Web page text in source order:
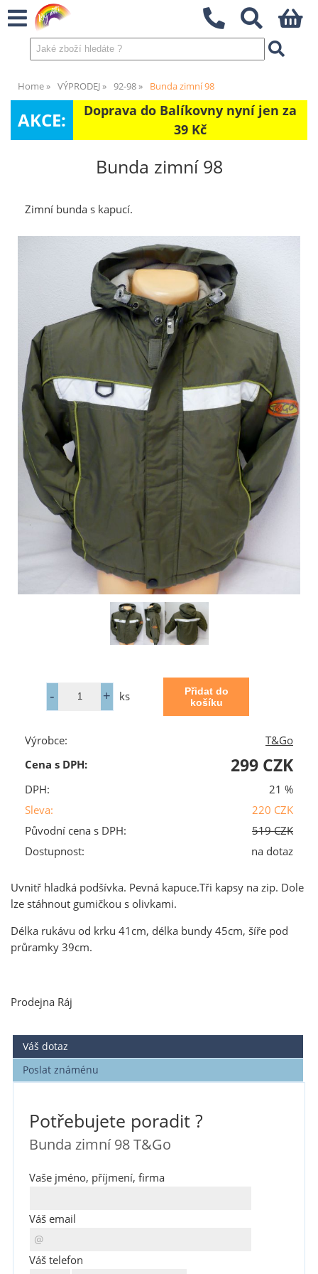
Home VÝPRODEJ 92-98 Bunda zimní 98
AKCE:
Doprava do Balíkovny nyní jen za
39 Kč
Bunda zimní 98
Zimní bunda s kapucí.
ks
Výrobce:
T&Go
Cena s DPH:
299 CZK
DPH:
21 %
Sleva:
220 CZK
Původní cena s DPH:
519 CZK
Dostupnost:
na dotaz
Uvnitř hladká podšívka. Pevná kapuce.Tři kapsy na zip. Dole
lze stáhnout gumičkou s olivkami.
Délka rukávu od krku 41cm, délka bundy 45cm, šíře pod
průramky 39cm.
Prodejna Ráj
Váš dotaz
Poslat známénu
Potřebujete poradit ?
Bunda zimní 98 T&Go
Vaše jméno, příjmení, firma
Váš email
Váš telefon